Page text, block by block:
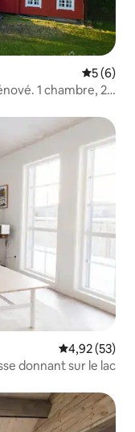
5 (6)
1 chambre, 2
Évaluation
4,92 (53)
donnant sur le lac